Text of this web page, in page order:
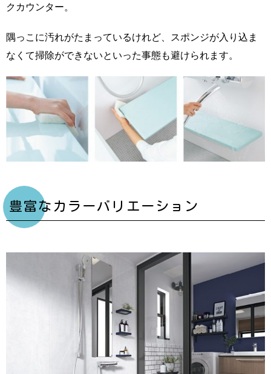
クカウンター。
隅っこに汚れがたまっているけれど、スポンジが入り込ま
なくて掃除ができないといった事態も避けられます。
豊富なカラーバリエーション